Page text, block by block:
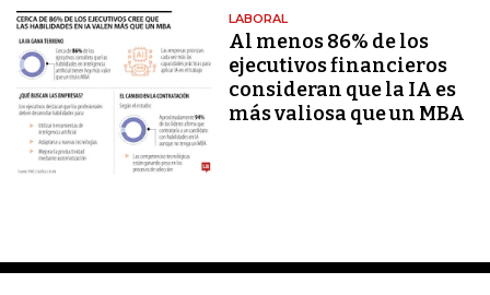
LABORAL
Al menos 86% de los
ejecutivos financieros
consideran que la IA es
más valiosa que un MBA